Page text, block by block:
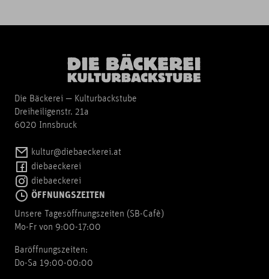
Die Bäckerei — Kulturbackstube
Dreiheiligenstr. 21a
6020 Innsbruck
kultur@diebaeckerei.at
diebaeckerei
diebaeckerei
ÖFFNUNGSZEITEN
Unsere Tagesöffnungszeiten (SB-Cafè)
Mo-Fr von 9:00-17:00
Baröffnungszeiten:
Do-Sa 19:00-00:00